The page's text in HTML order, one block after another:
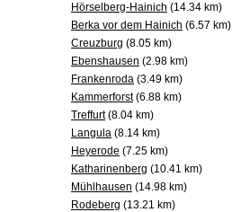
Hörselberg-Hainich (14.34 km)
Berka vor dem Hainich (6.57 km)
Creuzburg (8.05 km)
Ebenshausen (2.98 km)
Frankenroda (3.49 km)
Kammerforst(6.88 km)
Treffurt(8.04 km)
Langula (8.14 km)
Heyerode (7.25 km)
Katharinenberg (10.41 km)
Mühlhausen (14.98 km)
Rodeberg (13.21 km)